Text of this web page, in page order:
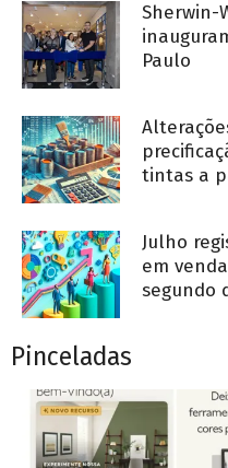
Sherwin-
Paulo
tintas a
Julho
em
segundo
Pinceladas